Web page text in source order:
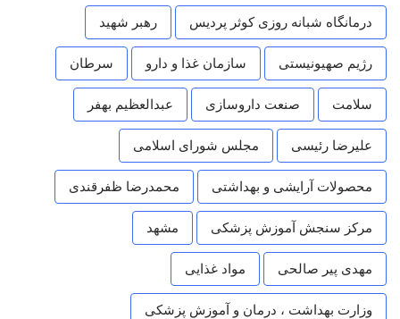
درمانگاه شبانه روزی کوثر پردیس رهبر شهید
رژیم صهیونیستی سازمان غذا و دارو سرطان
سلامت صنعت داروسازی عبدالعظیم بهفر
علیرضا رئیسی مجلس شورای اسلامی
محصولات آرایشی و بهداشتی محمدرضا ظفرقندی
مرکز سنجش آموزش پزشکی مشهد
مهدی پیر صالحی مواد غذایی
وزارت بهداشت ، درمان و آموزش پزشکی